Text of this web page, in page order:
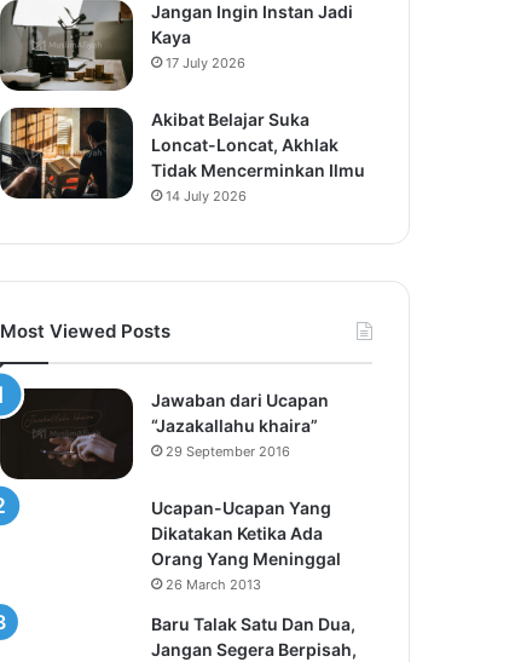
Jangan Ingin Instan Jadi
Kaya
17 July 2026
Akibat Belajar Suka
Loncat-Loncat, Akhlak
Tidak Mencerminkan Ilmu
14 July 2026
Most Viewed Posts
Jawaban dari Ucapan
“Jazakallahu khaira”
29 September 2016
Ucapan-Ucapan Yang
Dikatakan Ketika Ada
Orang Yang Meninggal
26 March 2013
Baru Talak Satu Dan Dua,
Jangan Segera Berpisah,